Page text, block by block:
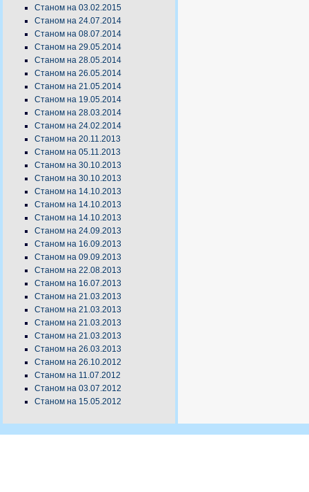
Станом на 03.02.2015
Станом на 24.07.2014
Станом на 08.07.2014
Станом на 29.05.2014
Станом на 28.05.2014
Станом на 26.05.2014
Станом на 21.05.2014
Станом на 19.05.2014
Станом на 28.03.2014
Станом на 24.02.2014
Станом на 20.11.2013
Станом на 05.11.2013
Станом на 30.10.2013
Станом на 30.10.2013
Станом на 14.10.2013
Станом на 14.10.2013
Станом на 14.10.2013
Станом на 24.09.2013
Станом на 16.09.2013
Станом на 09.09.2013
Станом на 22.08.2013
Станом на 16.07.2013
Станом на 21.03.2013
Станом на 21.03.2013
Станом на 21.03.2013
Станом на 21.03.2013
Станом на 26.03.2013
Станом на 26.10.2012
Станом на 11.07.2012
Станом на 03.07.2012
Станом на 15.05.2012